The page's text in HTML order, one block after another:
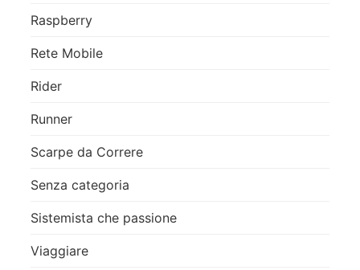
Raspberry
Rete Mobile
Rider
Runner
Scarpe da Correre
Senza categoria
Sistemista che passione
Viaggiare